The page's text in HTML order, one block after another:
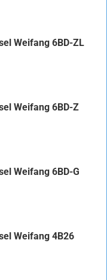
Weifang 6BD-ZL
Weifang 6BD-Z
Weifang 6BD-G
Weifang 4B26